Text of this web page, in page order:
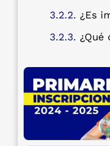
¿Es importante
¿Qué debo